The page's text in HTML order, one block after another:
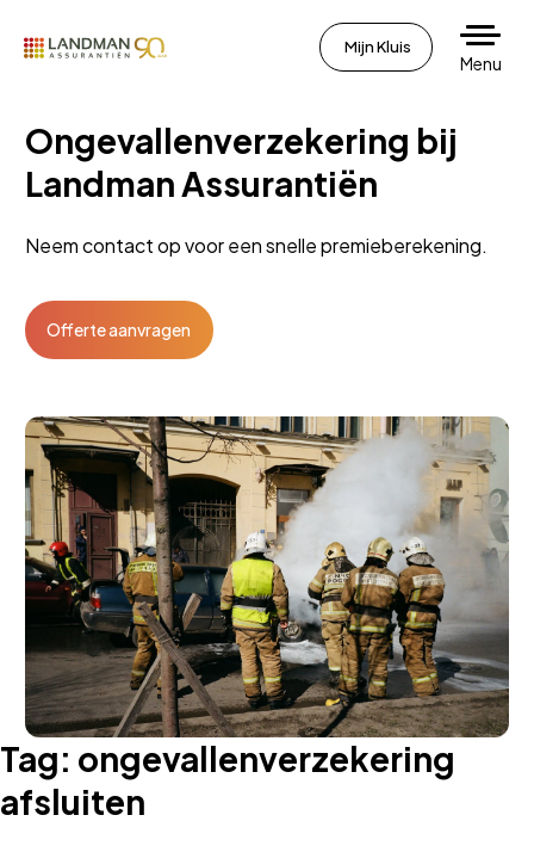
Mijn Kluis
Menu
Ongevallenverzekering bij
Landman Assurantiën
Neem contact op voor een snelle premieberekening.
Offerte aanvragen
Tag: ongevallenverzekering
afsluiten